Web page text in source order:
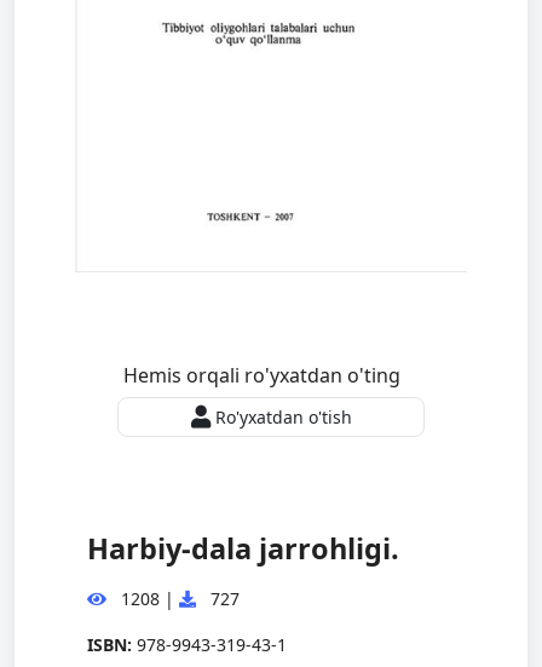
Hemis orqali ro'yxatdan o'ting
Ro'yxatdan o'tish
Harbiy-dala jarrohligi.
1208 |
727
ISBN: 978-9943-319-43-1